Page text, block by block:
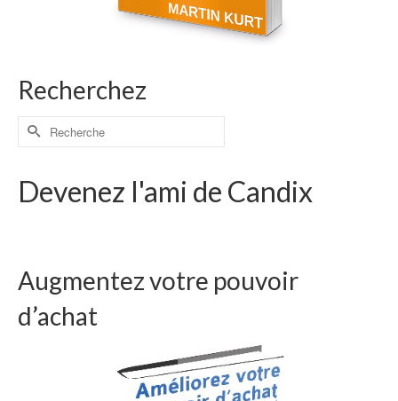
Recherchez
Devenez l'ami de Candix
Augmentez votre pouvoir
d’achat